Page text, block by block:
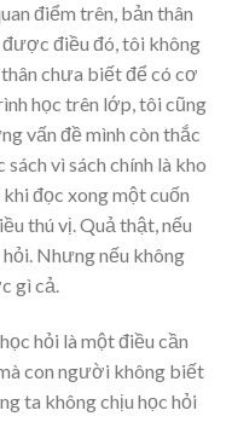
điểm trên, bản thân
điều đó, tôi không
chưa biết để có cơ
học trên lớp, tôi cũng
vấn đề mình còn thắc
vì sách chính là kho
đọc xong một cuốn
thú vị. Quả thật, nếu
Nhưng nếu không
gì cả.
hỏi là một điều cần
con người không biết
ta không chịu học hỏi